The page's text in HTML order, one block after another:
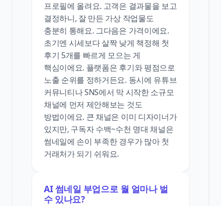
프로필에 올려요. 고객은 결과물을 보고
결정하니, 잘 만든 가상 작업물도
충분히 통해요. 그다음은 가격이에요.
초기엔 시세보다 살짝 낮게 책정해 첫
후기 5개를 빠르게 모으는 게
핵심이에요. 플랫폼은 후기와 평점으로
노출 순위를 정하거든요. 동시에 유튜브
커뮤니티나 SNS에서 막 시작한 소규모
채널에 먼저 제안해보는 것도
방법이에요. 큰 채널은 이미 디자이너가
있지만, 구독자 수백~수천 명대 채널은
썸네일에 손이 부족한 경우가 많아 첫
거래처가 되기 쉬워요.
AI 썸네일 부업으로 월 얼마나 벌
수 있나요?